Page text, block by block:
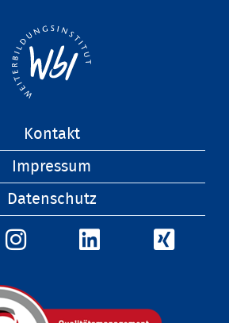
Kontakt
Impressum
Datenschutz